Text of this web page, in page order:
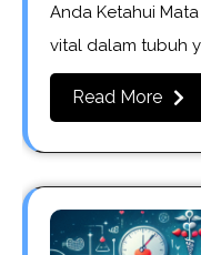
Anda Ketahui
vital dalam tubuh
Read More